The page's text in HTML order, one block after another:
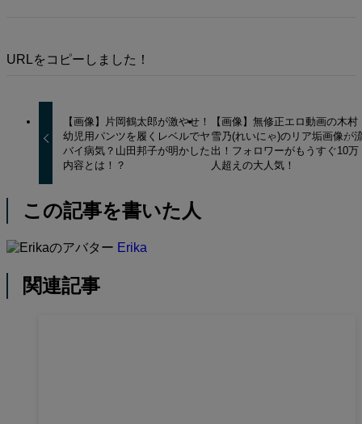
URLをコピーしました！
【画像】片岡鶴太郎が激やせ！
幼児用パンツを履くレベルでヤ
バイ病気？山田邦子が明かした
内容とは！？
【画像】無修正エロ動画の木村
雪乃(れいにゃ)のリア垢画像が
出！フォロワーがもうすぐ10万
人超えの大人気！
この記事を書いた人
Erika
関連記事